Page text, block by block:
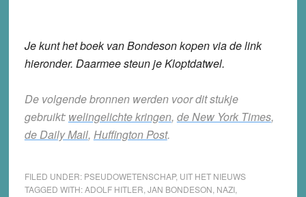
Je kunt het boek van Bondeson kopen via de link
hieronder. Daarmee steun je Kloptdatwel.
De volgende bronnen werden voor dit stukje
gebruikt: welingelichte kringen, de New York Times,
de Daily Mail, Huffington Post.
FILED UNDER: PSEUDOWETENSCHAP, UIT HET NIEUWS
TAGGED WITH:ADOLF HITLER JAN BONDESON NAZI,